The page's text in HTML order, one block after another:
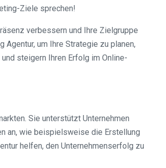
Ziele sprechen!
verbessern und Ihre Zielgruppe
um Ihre Strategie zu planen,
steigern Ihren Erfolg im Online-
Sie unterstützt Unternehmen
an, wie beispielsweise die Erstellung
helfen, den Unternehmenserfolg zu